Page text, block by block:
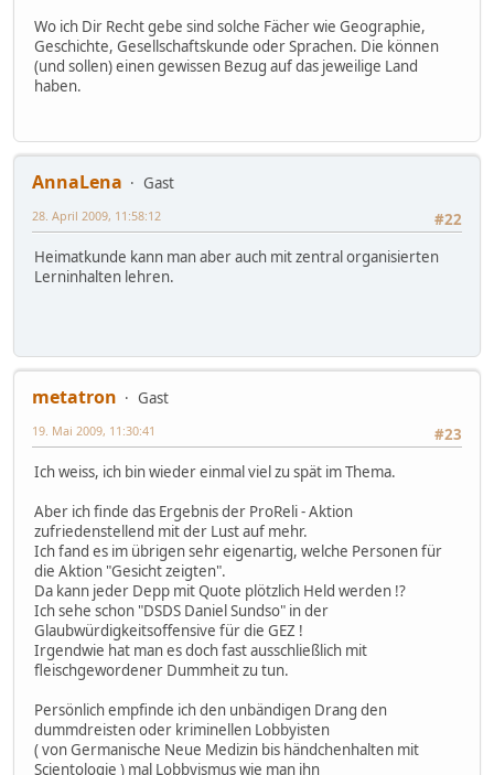
Wo ich Dir Recht gebe sind solche Fächer wie Geographie,
Geschichte, Gesellschaftskunde oder Sprachen. Die können
(und sollen) einen gewissen Bezug auf das jeweilige Land
haben.
AnnaLena
Gast
#22
28. April 2009, 11:58:12
Heimatkunde kann man aber auch mit zentral organisierten
Lerninhalten lehren.
metatron
Gast
#23
19. Mai 2009, 11:30:41
Ich weiss, ich bin wieder einmal viel zu spät im Thema.
Aber ich finde das Ergebnis der ProReli - Aktion
zufriedenstellend mit der Lust auf mehr.
Ich fand es im übrigen sehr eigenartig, welche Personen für
die Aktion "Gesicht zeigten".
Da kann jeder Depp mit Quote plötzlich Held werden !?
Ich sehe schon "DSDS Daniel Sundso" in der
Glaubwürdigkeitsoffensive für die GEZ !
Irgendwie hat man es doch fast ausschließlich mit
fleischgewordener Dummheit zu tun.
Persönlich empfinde ich den unbändigen Drang den
dummdreisten oder kriminellen Lobbyisten
( von Germanische Neue Medizin bis händchenhalten mit
Scientologie ) mal Lobbyismus wie man ihn